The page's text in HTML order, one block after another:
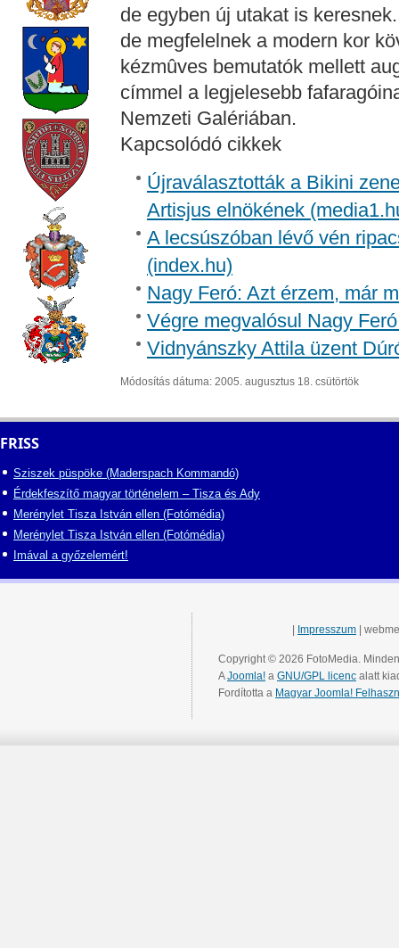
de egyben új utakat is
de megfelelnek a modern kor
kézmûves bemutatók mellett
címmel a legjelesebb
Nemzeti Galériában.
Kapcsolódó cikkek
Újraválasztották a Bikini
Artisjus elnökének
A lecsúszóban lévő vén
(index.hu)
Nagy Feró: Azt érzem, már
Végre megvalósul Nagy
Vidnyánszky Attila üzent
Módosítás dátuma: 2005. augusztus 18. csütörtök
FRISS
Sziszek püspöke (Maderspach Kommandó)
Érdekfeszítő magyar történelem – Tisza és Ady
Merénylet Tisza István ellen (Fotómédia)
Merénylet Tisza István ellen (Fotómédia)
Imával a győzelemért!
Impresszum |
Copyright © 2026 FotoMedia.
AJoomla! a GNU/GPL licenc alatt
Fordította a Magyar Joomla!